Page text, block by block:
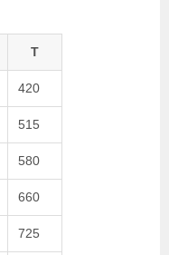
T
420
515
580
660
725